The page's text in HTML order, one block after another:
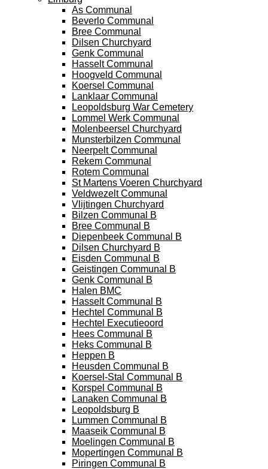
As Communal
Beverlo Communal
Bree Communal
Dilsen Churchyard
Genk Communal
Hasselt Communal
Hoogveld Communal
Koersel Communal
Lanklaar Communal
Leopoldsburg War Cemetery
Lommel Werk Communal
Molenbeersel Churchyard
Munsterbilzen Communal
Neerpelt Communal
Rekem Communal
Rotem Communal
St Martens Voeren Churchyard
Veldwezelt Communal
Vlijtingen Churchyard
Bilzen Communal B
Bree Communal B
Diepenbeek Communal B
Dilsen Churchyard B
Eisden Communal B
Geistingen Communal B
Genk Communal B
Halen BMC
Hasselt Communal B
Hechtel Communal B
Hechtel Executieoord
Hees Communal B
Heks Communal B
Heppen B
Heusden Communal B
Koersel-Stal Communal B
Korspel Communal B
Lanaken Communal B
Leopoldsburg B
Lummen Communal B
Maaseik Communal B
Moelingen Communal B
Mopertingen Communal B
Piringen Communal B